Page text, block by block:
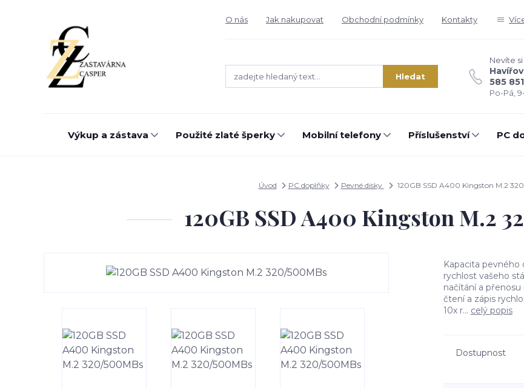
O nás Jak nakupovat Obchodní podmínky Kontakty
Hledat
Nevíte
585 851
Po-Pá,
Výkup a zástava Použité zlaté šperky Mobilní telefony Příslušenství PC
Úvod PC doplňky Pevné disky 120GB SSD A400 Kingston M.2
120GB SSD A400 Kingston M.2
Kapacita
rychlost vašeho
načítání a
čtení a zápis
10x r... celý popis
Dostupnost